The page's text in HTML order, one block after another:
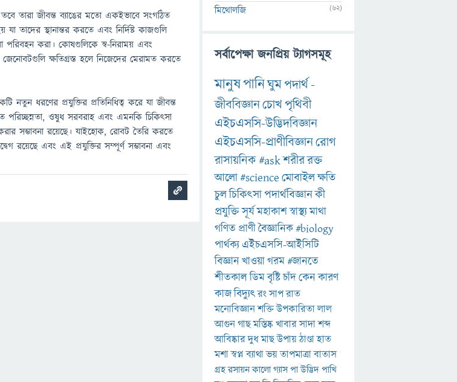
তারা জীবন্ত ব্যাঙের মতো একইভাবে সংগঠিত
তাদের স্থানান্তর করতে এবং নির্দিষ্ট কাজগুলি
পরিবহন করা। কোষগুলিকে স্ব-নিরাময় এবং
ক্ষতিগ্রস্ত হলে নিজেদের মেরামত করতে
নতুন ধরণের প্রযুক্তির প্রতিনিধিত্ব করে যা জীবন্ত
ওষুধ সরবরাহ এবং এমনকি চিকিৎসা
সম্ভাবনা রয়েছে। যাইহোক, রোবট তৈরি করতে
রয়েছে এবং এই প্রযুক্তির সম্পূর্ণ সম্ভাবনা এবং
মিথোলজি (62)
সর্বাপেক্ষা জনপ্রিয় ট্যাগসমূহ
মানুষপানিঘুমপদার্থ-
জীববিজ্ঞানচোখপৃথিবী
এইচএসসি-উদ্ভিদবিজ্ঞান
এইচএসসি-প্রাণীবিজ্ঞানরোগ
রাসায়নিক#askশরীররক্ত
আলো#scienceমোবাইলক্ষতি
চুলচিকিৎসাপদার্থবিজ্ঞানকী
প্রযুক্তিসূর্যমহাকাশস্বাস্থ্যমাথা
গণিত প্রাণীবৈজ্ঞানিক#biology
পার্থক্য এইচএসসি-আইসিটি
বিজ্ঞানখাওয়াগরম#জানতে
শীতকালডিমবৃষ্টিচাঁদকেনকারণ
কাজবিদ্যুৎরংসাপরাত
মনোবিজ্ঞানশক্তিউপকারিতালাল
আগুনগাছমস্তিষ্কখাবারসাদাশব্দ
আবিষ্কারদুধমাছউপায়ঠাণ্ডাহাত
মশাস্বপ্নব্যাথাভয়তাপমাত্রাবাতাস
গ্রহরসায়নকালোগ্যাসপাউদ্ভিদপাখি